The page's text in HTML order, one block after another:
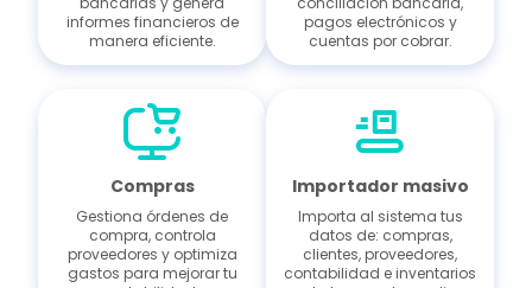
informes financieros de
manera eficiente.
pagos electrónicos y
cuentas por cobrar.
Compras
Gestiona órdenes de
compra, controla
proveedores y optimiza
gastos para mejorar tu
Importador masivo
Importa al sistema tus
datos de: compras,
clientes, proveedores,
contabilidad e inventarios